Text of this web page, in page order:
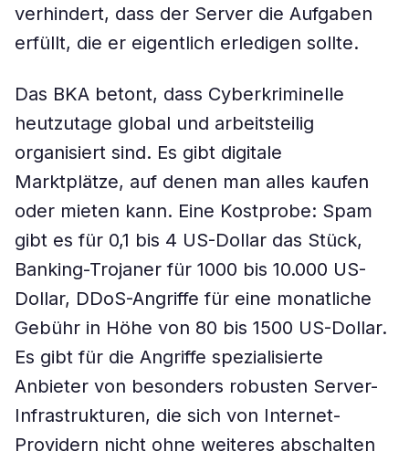
verhindert, dass der Server die Aufgaben
erfüllt, die er eigentlich erledigen sollte.
Das BKA betont, dass Cyberkriminelle
heutzutage global und arbeitsteilig
organisiert sind. Es gibt digitale
Marktplätze, auf denen man alles kaufen
oder mieten kann. Eine Kostprobe: Spam
gibt es für 0,1 bis 4 US-Dollar das Stück,
Banking-Trojaner für 1000 bis 10.000 US-
Dollar, DDoS-Angriffe für eine monatliche
Gebühr in Höhe von 80 bis 1500 US-Dollar.
Es gibt für die Angriffe spezialisierte
Anbieter von besonders robusten Server-
Infrastrukturen, die sich von Internet-
Providern nicht ohne weiteres abschalten